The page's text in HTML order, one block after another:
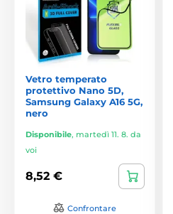
Vetro temperato
protettivo Nano 5D,
Samsung Galaxy A16 5G,
nero
Disponibile, martedì 11. 8. da
voi
8,52 €
Confrontare